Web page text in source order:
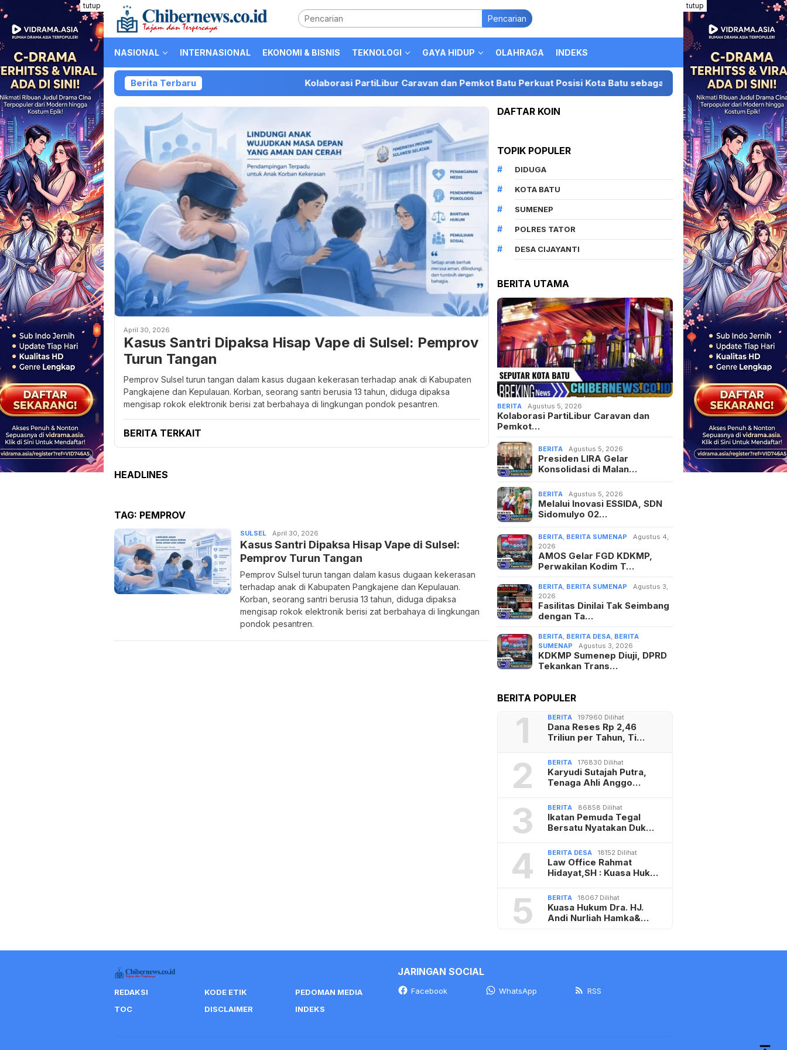
Loncat
ke
konten
tutup tutup
Pencarian
NASIONAL INTERNASIONAL EKONOMI & BISNIS TEKNOLOGI GAYA HIDUP OLAHRAGA INDEKS
Berita Terbaru Kolaborasi PartiLibur Caravan dan Pemkot Batu Perkuat Posisi Kota Batu sebagai Destinasi Festival Musik Nasional
April 30, 2026
Kasus Santri Dipaksa Hisap Vape di Sulsel: Pemprov
Turun Tangan
Pemprov Sulsel turun tangan dalam kasus dugaan kekerasan terhadap anak di Kabupaten
Pangkajene dan Kepulauan. Korban, seorang santri berusia 13 tahun, diduga dipaksa
mengisap rokok elektronik berisi zat berbahaya di lingkungan pondok pesantren.
BERITA TERKAIT
HEADLINES
TAG: PEMPROV
SULSEL April 30, 2026
Kasus Santri Dipaksa Hisap Vape di Sulsel:
Pemprov Turun Tangan
Pemprov Sulsel turun tangan dalam kasus dugaan kekerasan
terhadap anak di Kabupaten Pangkajene dan Kepulauan.
Korban, seorang santri berusia 13 tahun, diduga dipaksa
mengisap rokok elektronik berisi zat berbahaya di lingkungan
pondok pesantren.
DAFTAR KOIN
TOPIK POPULER
DIDUGA
KOTA BATU
SUMENEP
POLRES TATOR
DESA CIJAYANTI
BERITA UTAMA
BERITA Agustus 5, 2026
Kolaborasi PartiLibur Caravan dan
Pemkot…
BERITA Agustus 5, 2026
Presiden LIRA Gelar
Konsolidasi di Malan…
BERITA Agustus 5, 2026
Melalui Inovasi ESSIDA, SDN
Sidomulyo 02…
BERITA BERITA SUMENAP
Agustus 4,
2026
AMOS Gelar FGD KDKMP,
Perwakilan Kodim T…
BERITA BERITA SUMENAP
Agustus 3,
2026
Fasilitas Dinilai Tak Seimbang
dengan Ta…
BERITA BERITA DESA BERITA
SUMENAP
Agustus 3, 2026
KDKMP Sumenep Diuji, DPRD
Tekankan Trans…
BERITA POPULER
1 BERITA 197960 Dilihat
Dana Reses Rp 2,46
Triliun per Tahun, Ti…
2 BERITA 176830 Dilihat
Karyudi Sutajah Putra,
Tenaga Ahli Anggo…
3 BERITA 86858 Dilihat
Ikatan Pemuda Tegal
Bersatu Nyatakan Duk…
4 BERITA DESA 18152 Dilihat
Law Office Rahmat
Hidayat,SH : Kuasa Huk…
5 BERITA 18067 Dilihat
Kuasa Hukum Dra. HJ.
Andi Nurliah Hamka&…
REDAKSI KODE ETIK
PEDOMAN MEDIA
TOC
DISCLAIMER INDEKS
JARINGAN SOCIAL
Facebook WhatsApp RSS